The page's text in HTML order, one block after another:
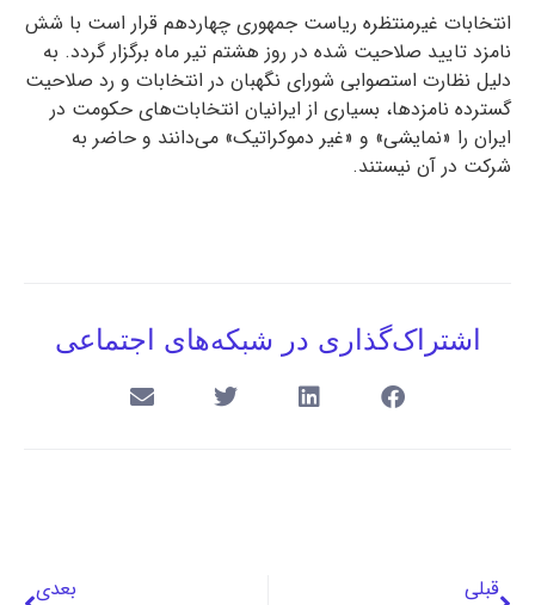
انتخابات غیرمنتظره ریاست جمهوری چهاردهم قرار است با شش
نامزد تایید صلاحیت شده در روز هشتم تیر ماه برگزار گردد. به
دلیل نظارت استصوابی شورای نگهبان در انتخابات و رد صلاحیت
گسترده نامزدها، بسیاری از ایرانیان انتخابات‌های حکومت در
ایران را «نمایشی» و «غیر دموکراتیک» می‌دانند و حاضر به
شرکت در آن نیستند.
اشتراک‌گذاری در شبکه‌های اجتماعی
قبلی بعدی